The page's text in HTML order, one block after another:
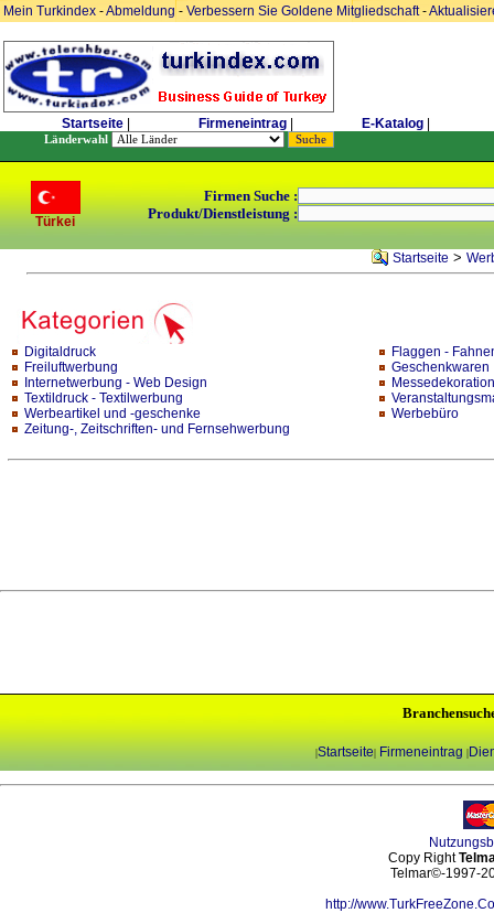
Mein Turkindex -Abmeldung- Verbessern Sie Goldene Mitgliedschaft-
Startseite Firmeneintrag E-Katalog
Länderwahl
Türkei
Firmen Suche :
Produkt/Dienstleistung :
Startseite >
Digitaldruck
Flaggen -
Freiluftwerbung
Geschenkwaren
Internetwerbung - Web Design
Messedekoration
Textildruck - Textilwerbung
Werbeartikel und -geschenke
Werbebüro
Zeitung-, Zeitschriften- und Fernsehwerbung
|Startseite| Firmeneintrag |
Copy Right
Telmar©-1997-
http://